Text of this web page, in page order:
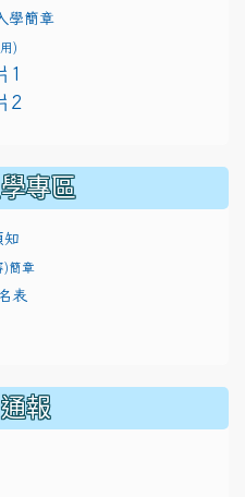
學簡章
)
presentation/d/
1
presentation/d/
2
專區
知
)簡章
表
報